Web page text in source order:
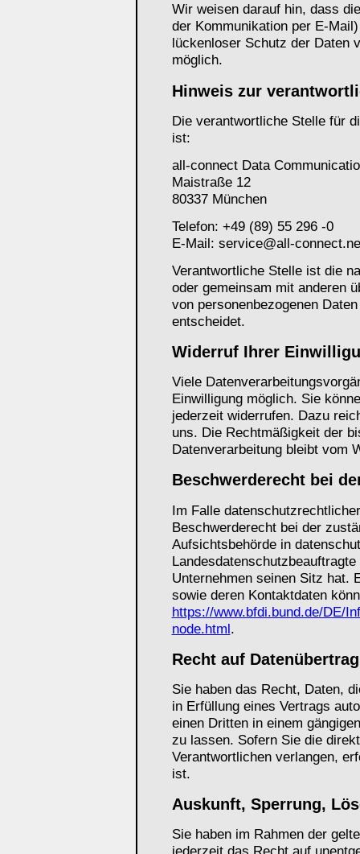
Wir weisen darauf hin, dass
der Kommunikation per E-
lückenloser Schutz der Daten
möglich.
Hinweis zur
Die verantwortliche Stelle für
ist:
all-connect Data
Maistraße 12
80337 München
Telefon: +49 (89) 55 296 -0
E-Mail: service@all-
Verantwortliche Stelle ist die
oder gemeinsam mit anderen
von personenbezogenen
entscheidet.
Widerruf Ihrer
Viele
Einwilligung möglich. Sie
jederzeit widerrufen. Dazu
uns. Die Rechtmäßigkeit der
Datenverarbeitung bleibt vom
Beschwerderecht bei
Im Falle
Beschwerderecht bei der
Aufsichtsbehörde in
Unternehmen seinen Sitz hat.
sowie deren Kontaktdaten
https://www.bfdi.bund.de/DE/
node.html.
Recht auf
Sie haben das Recht, Daten,
in Erfüllung eines Vertrags
einen Dritten in einem
zu lassen. Sofern Sie die
Verantwortlichen verlangen,
ist.
Auskunft, Sperrung,
Sie haben im Rahmen der